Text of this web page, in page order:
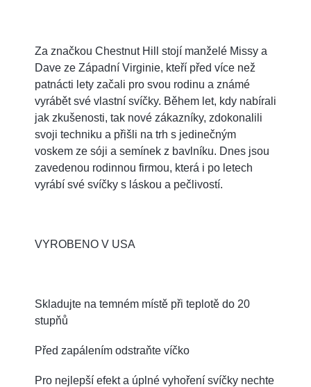
Za značkou Chestnut Hill stojí manželé Missy a
Dave ze Západní Virginie, kteří před více než
patnácti lety začali pro svou rodinu a známé
vyrábět své vlastní svíčky. Během let, kdy nabírali
jak zkušenosti, tak nové zákazníky, zdokonalili
svoji techniku a přišli na trh s jedinečným
voskem ze sóji a semínek z bavlníku. Dnes jsou
zavedenou rodinnou firmou, která i po letech
vyrábí své svíčky s láskou a pečlivostí.
VYROBENO V USA
Skladujte na temném místě při teplotě do 20
stupňů
Před zapálením odstraňte víčko
Pro nejlepší efekt a úplné vyhoření svíčky nechte